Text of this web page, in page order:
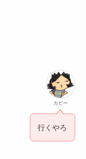
カピー
行くやろ